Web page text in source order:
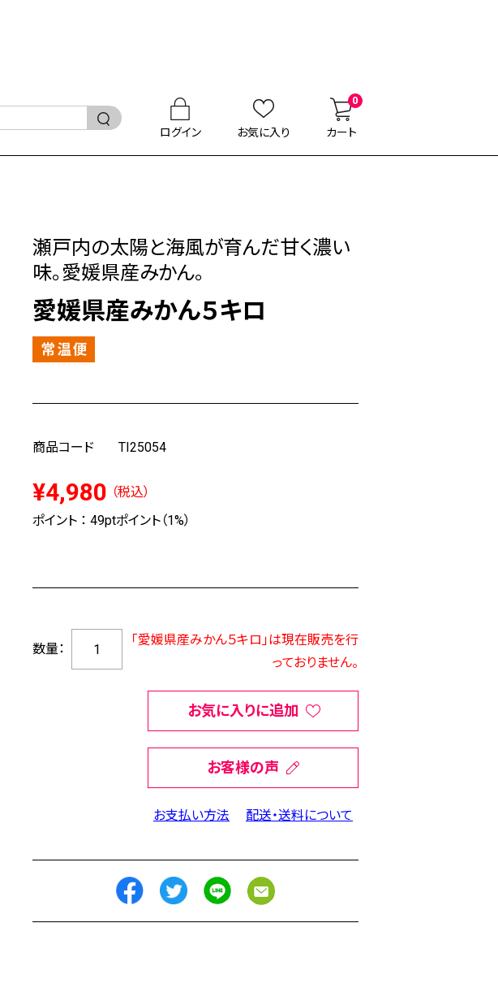
ログイン お気に入り カート
0
瀬戸内の太陽と海風が育んだ甘く濃い
味。愛媛県産みかん。
愛媛県産みかん５キロ
商品コード TI25054
¥4,980 （税込）
ポイント ： 49ptポイント（1%）
数量：
「愛媛県産みかん５キロ」は現在販売を行
っておりません。
お気に入りに追加
お客様の声
お支払い方法 配送・送料について